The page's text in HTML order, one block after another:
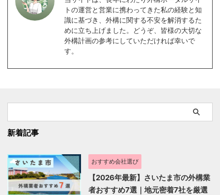
トの運営と営業に携わってきた私の経験と知
識に基づき、外構に関する不安を解消するた
めに立ち上げました。どうぞ、皆様の大切な
外構計画の参考にしていただければ幸いで
す。
新着記事
おすすめ会社選び
【2026年最新】さいたま市の外構業
者おすすめ7選｜地元密着7社を厳選